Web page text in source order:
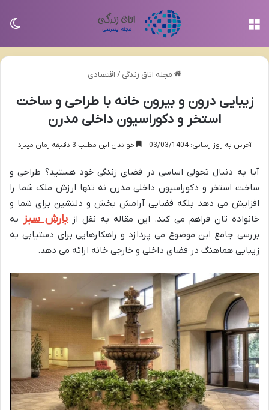
مجله اتاق زندگی / اقتصادی
زیبایی درون و بیرون خانه با طراحی و ساخت
استخر و دکوراسیون داخلی مدرن
آخرین به روز رسانی: 03/03/1404 خواندن این مطلب 3 دقیقه زمان میبرد
آیا به دنبال تحولی اساسی در فضای زندگی خود هستید؟ طراحی و
ساخت استخر و دکوراسیون داخلی مدرن نه تنها ارزش ملک شما را
افزایش می دهد بلکه فضایی آرامش بخش و دلنشین برای شما و
خانواده تان فراهم می کند. این مقاله به نقل از بارش سبز به
بررسی جامع این موضوع می پردازد و راهکارهایی برای دستیابی به
زیبایی هماهنگ در فضای داخلی و خارجی خانه ارائه می دهد.